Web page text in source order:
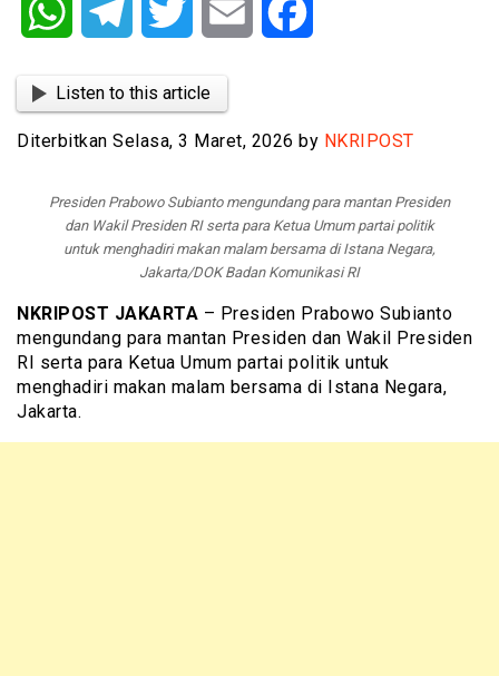
WhatsAppTelegram Twitter Email
Listen to this article
Diterbitkan Selasa, 3 Maret, 2026 by NKRIPOST
Presiden Prabowo Subianto mengundang para mantan Presiden
dan Wakil Presiden RI serta para Ketua Umum partai politik
untuk menghadiri makan malam bersama di Istana Negara,
Jakarta/DOK Badan Komunikasi RI
NKRIPOST JAKARTA – Presiden Prabowo Subianto
mengundang para mantan Presiden dan Wakil Presiden
RI serta para Ketua Umum partai politik untuk
menghadiri makan malam bersama di Istana Negara,
Jakarta.